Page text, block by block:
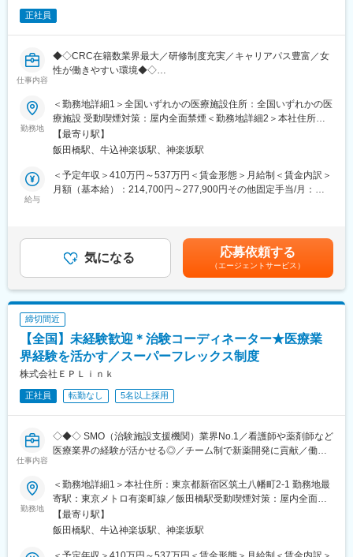
正社員
仕事内容
◆◇CRC在籍数業界最大／研修制度充実／キャリアパス豊富／女
性が働きやすい環境◆◇
て就業頂きます！
■担当業務：治験が行われている医療機関で医師の指示のもと医学
的判断や医療行為を伴わない治験業務を支援をします。
・治験に参加する患者（被験者）さんに対する試験内容の補助説
・被験者のスケジュール管理
・被験者との面談・服薬状況の確認
・症例報告書の作成支援など
■国内最大手の治験サポート企業：イーピーエスグループに属し、
SMO」として第一選択肢に指名されており、業界内での信頼があ
ります。日本の三大疾病の筆頭として治験薬や治療法が開発され
るがん分野においては、治験実施には高度な専門知識が求められ
るため、専門教育をうけたCRCを育成しており、難易度が高い試
験にも対応できるサポート体制を敷いています。
■教育研修制度充実：集合研修、外部研修、OJT はもちろん、がん
資格者はCRCの半数に達しています。
・全国約6,900施設のネットワークを持つため、ご自宅近くや家族
の転勤などに合わせた働き方ができます。
・スーパーフレックス制度があり、ワークライフバランスの実現
を支援しています。／リフレッシュ休暇（8月1日に5日間付与）
あり
・産前産後休暇それぞれ8週間（妊娠中時短勤務あり）／子供が3
勤務地
＜勤務地詳細1＞全国いずれかの医療施設住所：全国いずれかの医
療施設 受動喫煙対策：屋内全面禁煙＜勤務地詳細2＞本社住所：
東京都新宿区筑土八幡町2-1 勤務地最寄駅：東京メトロ有楽町線
／飯田橋駅受動喫煙対策：屋内全面禁煙変更の範囲：会社の定め
【最寄り駅】
飯田橋駅、牛込神楽坂駅、神楽坂駅
給与
＜予定年収＞410万円～537万円＜賃金形態＞月給制＜賃金内訳＞
月額（基本給）：214,700円～277,900円その他固定手当/月：
CRC手当・休日連絡対応手当■賞与：年2回（6月、12月）／昇
給：年1回（10月）※業績に応じ、決算賞与（秋季賞与）支給の場
合あり（10月）■時間外・休日出勤手当等の割増賃金は別途支給
賃金はあくまでも目安の金額であり、選考を通じて上下する可能
性があります。月給(月額)は固定手当を含めた表記です。
気になる 応募依頼する
（エージェントサービス）
締切間近
【全国】未経験歓迎＊治験コーディネーター★医療業
界経験を活かす／スーパーフレックス制度
株式会社ＥＰＬｉｎｋ
正社員 転勤なし 5名以上採用
仕事内容
◇◆◇ SMO（治験施設支援機関）業界No.1／看護師や薬剤師など
医療業界の経験が活かせる◎／チーム制で新薬開発に貢献／働き
【CRC=治験コーディネーターとは？】
病院・クリニックを訪問して、患者様や医師や院内スタッフ、さ
らに製薬企業との連絡・調整役を担います。また、治験を受けて
いただく患者様の相談相手となり、じっくり向き合う仕事です。
勤務地
＜勤務地詳細1＞本社住所：東京都新宿区筑土八幡町2-1 勤務地最
寄駅：東京メトロ有楽町線／飯田橋駅受動喫煙対策：屋内全面禁
煙＜勤務地詳細2＞全国いずれかの医療施設住所：全国いずれかの
医療施設 受動喫煙対策：屋内全面禁煙変更の範囲：会社の定める
【最寄り駅】
飯田橋駅、牛込神楽坂駅、神楽坂駅